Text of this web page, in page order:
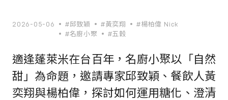
2026-05-06 #邱致穎 #黃奕翔
#楊柏偉 Nick
#名廚小聚
#五穀
適逢蓬萊米在台百年，名廚小聚以「自然
甜」為命題，邀請專家邱致穎、餐飲人黃
奕翔與楊柏偉，探討如何運用糖化、澄清